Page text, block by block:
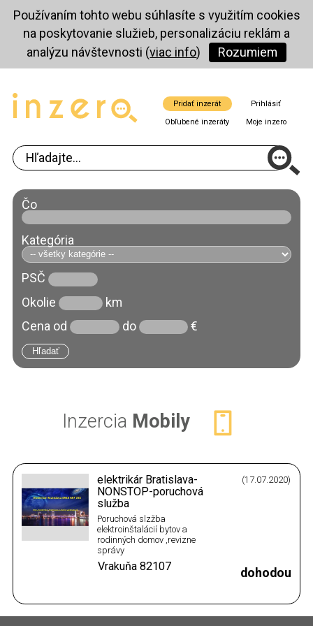
Používaním tohto webu súhlasíte s využitím cookies
na poskytovanie služieb, personalizáciu reklám a
analýzu návštevnosti (viac info) Rozumiem
Pridať inzerát
Prihlásiť
Obľubené inzeráty
Moje inzero
Čo
Kategória
PSČ
Okolie
km
Cena od do €
Inzercia Mobily
elektrikár Bratislava-
NONSTOP-poruchová
služba
(17.07.2020)
Poruchová slzžba
elektroinštalácií bytov a
rodinných domov ,revizne
správy
dohodou
Vrakuňa 82107